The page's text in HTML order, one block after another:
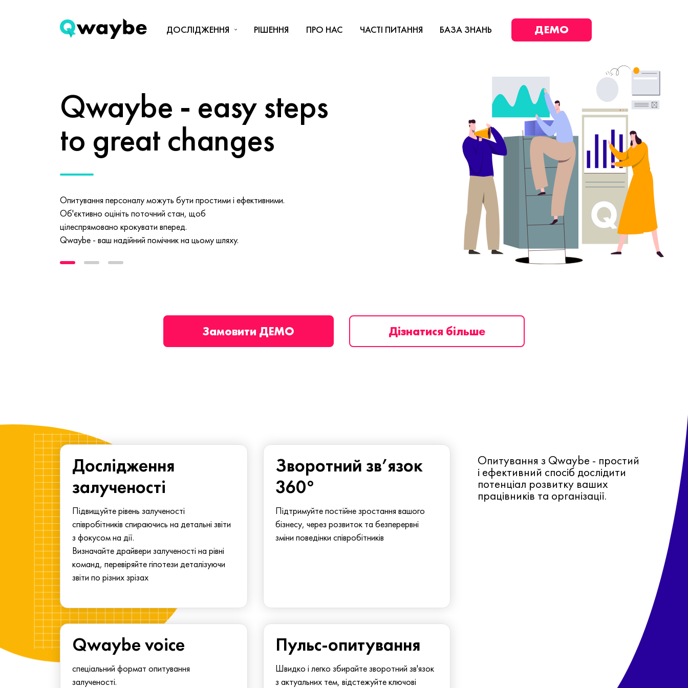
ДОСЛІДЖЕННЯ РІШЕННЯ ПРО НАС ЧАСТІ ПИТАННЯ БАЗА ЗНАНЬ ДЕМО
Qwaybe - easy steps
to great changes
Опитування персоналу можуть бути простими і ефективними.
Об'єктивно оцініть поточний стан, щоб
цілеспрямовано крокувати вперед.
Qwaybe - ваш надійний помічник на цьому шляху.
Замовити ДЕМО Дізнатися більше
Дослідження
залученості
Підвищуйте рівень залученості
співробітників спираючись на детальні звіти
з фокусом на дії.
Визначайте драйвери залученості на рівні
команд, перевіряйте гіпотези деталізуючи
звіти по різних зрізах
Зворотний зв’язок
360°
Підтримуйте постійне зростання вашого
бізнесу, через розвиток та безперервні
зміни поведінки співробітників
Опитування з Qwaybe - простий
і ефективний спосіб дослідити
потенціал розвитку ваших
працівників та організації.
Qwaybe voice
спеціальний формат опитування
залученості.
Пульс-опитування
Швидко і легко збирайте зворотний зв'язок
з актуальних тем, відстежуйте ключові